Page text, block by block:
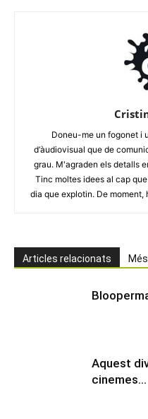
Doneu-me un fogonet i
d‘àudiovisual que de
grau. M'agraden els detalls
Tinc moltes idees al cap
dia que explotin. De
Articles relacionats
Aquest
cinemes…